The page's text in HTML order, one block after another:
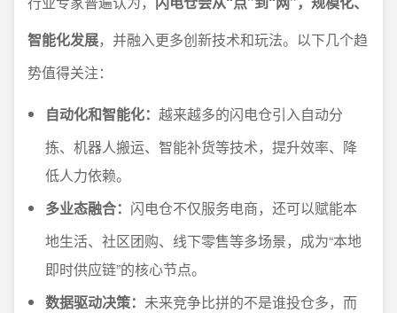
智能化发展，并融入更多创新技术和玩法。以下几个趋
势值得关注：
自动化和智能化： 越来越多的闪电仓引入自动分
拣、机器人搬运、智能补货等技术，提升效率、降
低人力依赖。
多业态融合： 闪电仓不仅服务电商，还可以赋能本
地生活、社区团购、线下零售等多场景，成为“本地
即时供应链”的核心节点。
数据驱动决策： 未来竞争比拼的不是谁投仓多，而